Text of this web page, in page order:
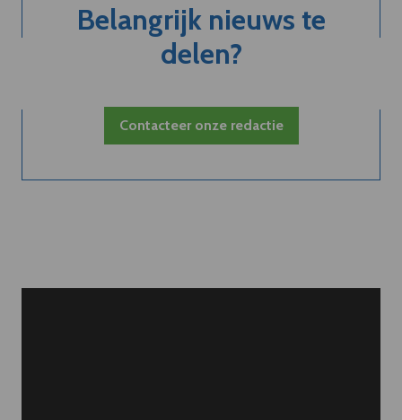
Belangrijk nieuws te
delen?
Contacteer onze redactie